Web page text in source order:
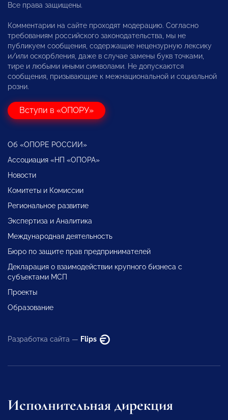
Все права защищены.
Комментарии на сайте проходят модерацию. Согласно
требованиям российского законодательства, мы не
публикуем сообщения, содержащие нецензурную лексику
и/или оскорбления, даже в случае замены букв точками,
тире и любыми иными символами. Не допускаются
сообщения, призывающие к межнациональной и социальной
розни.
Вступи в «ОПОРУ»
Об «ОПОРЕ РОССИИ»
Ассоциация «НП «ОПОРА»
Новости
Комитеты и Комиссии
Региональное развитие
Экспертиза и Аналитика
Международная деятельность
Бюро по защите прав предпринимателей
Декларация о взаимодействии крупного бизнеса с
субъектами МСП
Проекты
Образование
Разработка сайта — Flips
Исполнительная дирекция